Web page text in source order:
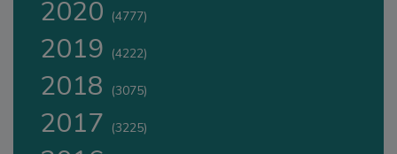
2020 (4777)
2019 (4222)
2018 (3075)
2017 (3225)